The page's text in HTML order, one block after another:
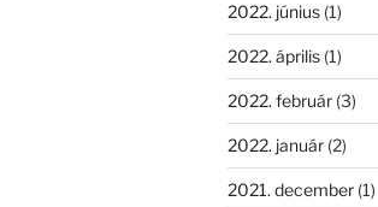
2022. június(1)
2022. április(1)
2022. február(3)
2022. január(2)
2021. december(1)